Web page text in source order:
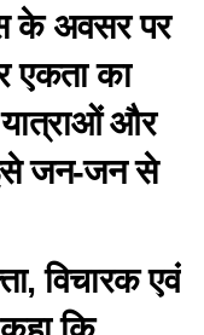
के अवसर पर
एकता का
यात्राओं और
जन-जन से
विचारक एवं